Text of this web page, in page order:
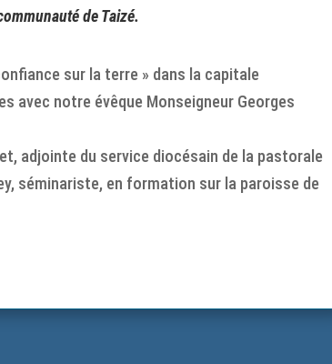
de Taizé.
sur la terre » dans la capitale
avec notre évêque Monseigneur Georges
adjointe du service diocésain de la pastorale
séminariste, en formation sur la paroisse de